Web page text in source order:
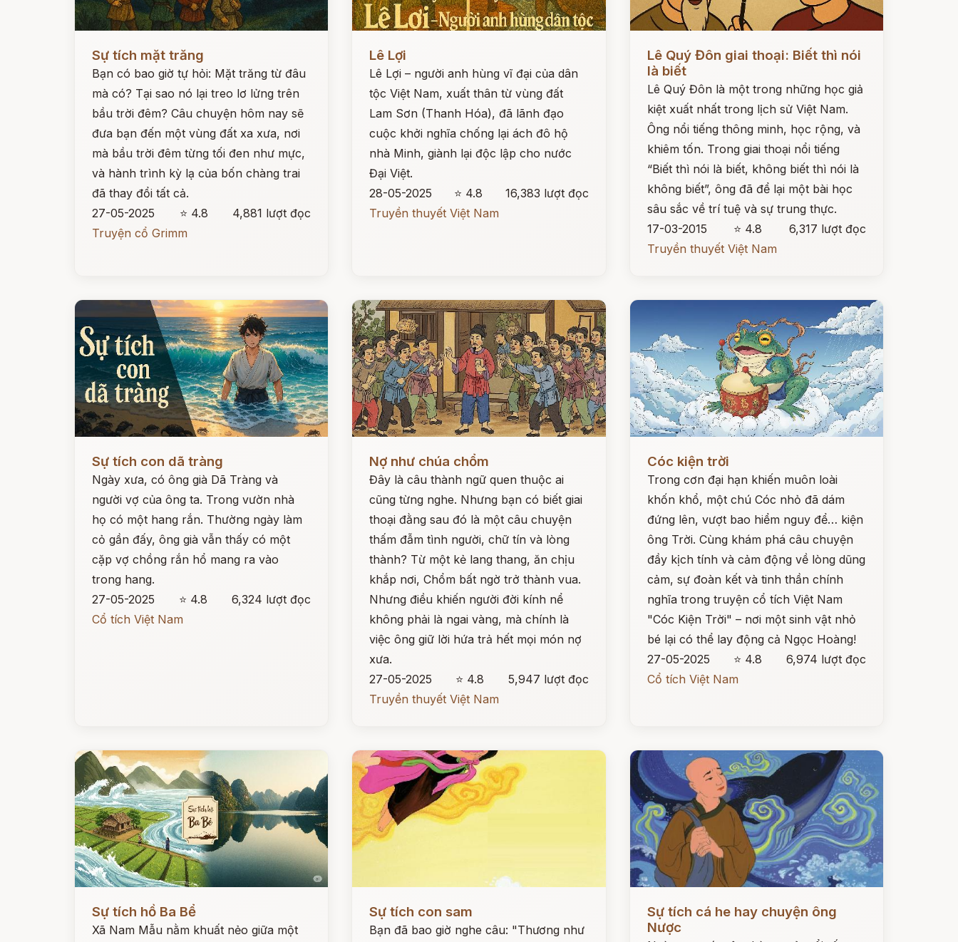
Sự tích mặt trăng
Bạn có bao giờ tự hỏi: Mặt trăng từ đâu
mà có? Tại sao nó lại treo lơ lửng trên
bầu trời đêm? Câu chuyện hôm nay sẽ
đưa bạn đến một vùng đất xa xưa, nơi
mà bầu trời đêm từng tối đen như mực,
và hành trình kỳ lạ của bốn chàng trai
đã thay đổi tất cả.
27-05-2025
⭐ 4.8
4,881 lượt đọc
Truyện cổ Grimm
Lê Lợi
Lê Lợi – người anh hùng vĩ đại của dân
tộc Việt Nam, xuất thân từ vùng đất
Lam Sơn (Thanh Hóa), đã lãnh đạo
cuộc khởi nghĩa chống lại ách đô hộ
nhà Minh, giành lại độc lập cho nước
Đại Việt.
28-05-2025
⭐ 4.8
16,383 lượt đọc
Truyền thuyết Việt Nam
Lê Quý Đôn giai thoại: Biết thì nói
là biết
Lê Quý Đôn là một trong những học giả
kiệt xuất nhất trong lịch sử Việt Nam.
Ông nổi tiếng thông minh, học rộng, và
khiêm tốn. Trong giai thoại nổi tiếng
“Biết thì nói là biết, không biết thì nói là
không biết”, ông đã để lại một bài học
sâu sắc về trí tuệ và sự trung thực.
17-03-2015
⭐ 4.8
6,317 lượt đọc
Truyền thuyết Việt Nam
Sự tích con dã tràng
Ngày xưa, có ông già Dã Tràng và
người vợ của ông ta. Trong vườn nhà
họ có một hang rắn. Thường ngày làm
cỏ gần đấy, ông già vẫn thấy có một
cặp vợ chồng rắn hổ mang ra vào
trong hang.
27-05-2025
⭐ 4.8
6,324 lượt đọc
Cổ tích Việt Nam
Nợ như chúa chổm
Đây là câu thành ngữ quen thuộc ai
cũng từng nghe. Nhưng bạn có biết giai
thoại đằng sau đó là một câu chuyện
thấm đẫm tình người, chữ tín và lòng
thành? Từ một kẻ lang thang, ăn chịu
khắp nơi, Chổm bất ngờ trở thành vua.
Nhưng điều khiến người đời kính nể
không phải là ngai vàng, mà chính là
việc ông giữ lời hứa trả hết mọi món nợ
xưa.
27-05-2025
⭐ 4.8
5,947 lượt đọc
Truyền thuyết Việt Nam
Cóc kiện trời
Trong cơn đại hạn khiến muôn loài
khốn khổ, một chú Cóc nhỏ đã dám
đứng lên, vượt bao hiểm nguy để… kiện
ông Trời. Cùng khám phá câu chuyện
đầy kịch tính và cảm động về lòng dũng
cảm, sự đoàn kết và tinh thần chính
nghĩa trong truyện cổ tích Việt Nam
"Cóc Kiện Trời" – nơi một sinh vật nhỏ
bé lại có thể lay động cả Ngọc Hoàng!
27-05-2025
⭐ 4.8
6,974 lượt đọc
Cổ tích Việt Nam
Sự tích hồ Ba Bể
Xã Nam Mẫu nằm khuất nẻo giữa một
Sự tích con sam
Bạn đã bao giờ nghe câu: "Thương như
Sự tích cá he hay chuyện ông
Nược